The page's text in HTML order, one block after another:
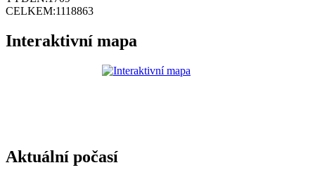
CELKEM:1118863
Interaktivní mapa
Aktuální počasí